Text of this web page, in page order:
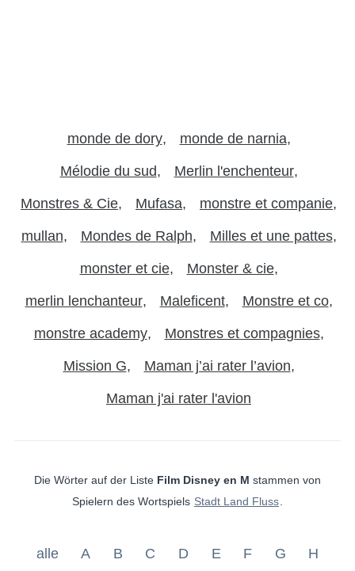
monde de dory monde de narnia
Mélodie du sud Merlin l'enchenteur
Monstres & Cie Mufasa monstre et companie
mullan Mondes de Ralph Milles et une pattes
monster et cie Monster & cie
merlin lenchanteur Maleficent Monstre et co
monstre academy Monstres et compagnies
Mission G Maman j’ai rater l’avion
Maman j'ai rater l'avion
Die Wörter auf der Liste Film Disney en M stammen von
Spielern des Wortspiels Stadt Land Fluss
alle A B C D E F G H